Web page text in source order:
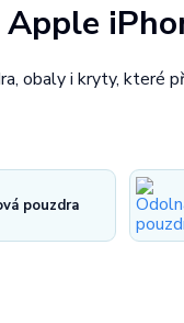
obaly i kryty, které
pouzdra